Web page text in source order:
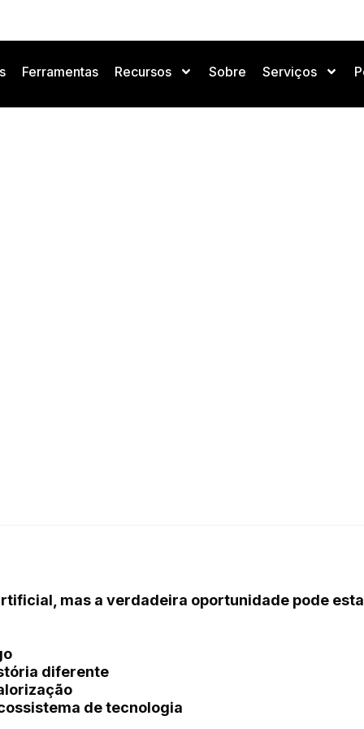
Ferramentas Recursos Sobre Serviços
IA: HPE, a joia oculta
mas a verdadeira oportunidade pode
diferente
de tecnologia